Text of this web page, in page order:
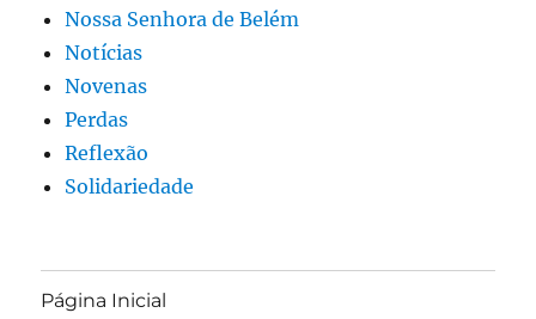
Nossa Senhora de Belém
Notícias
Novenas
Perdas
Reflexão
Solidariedade
Página Inicial